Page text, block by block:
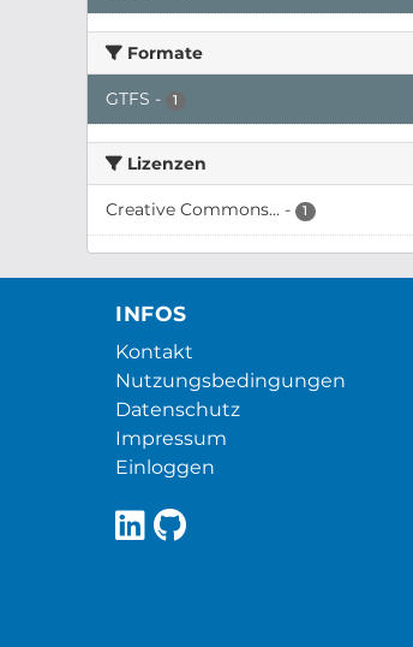
Formate
GTFS - 1
Lizenzen
Creative Commons... - 1
INFOS
Kontakt
Nutzungsbedingungen
Datenschutz
Impressum
Einloggen